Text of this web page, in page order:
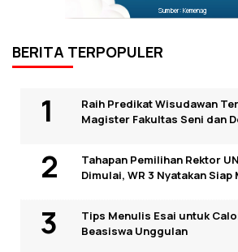
Sumber: Kemenag
BERITA TERPOPULER
Raih Predikat Wisudawan
Magister Fakultas Seni dan
Tahapan Pemilihan Rektor
Dimulai, WR 3 Nyatakan Siap
Tips Menulis Esai untuk
Beasiswa Unggulan